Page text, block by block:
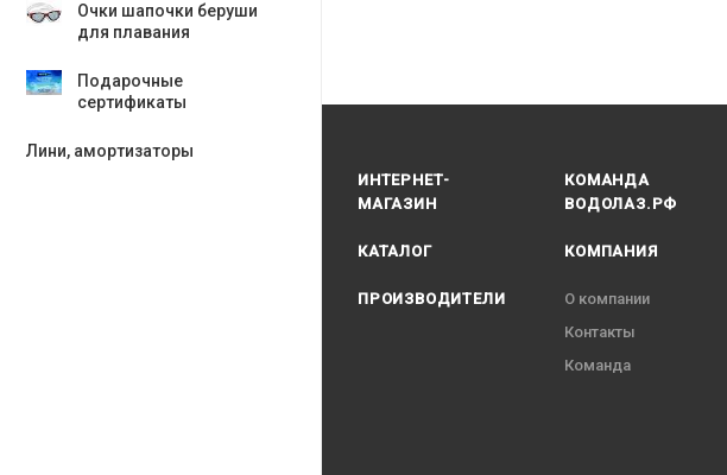
Очки шапочки беруши
для плавания
Подарочные
сертификаты
Лини, амортизаторы
ИНТЕРНЕТ-
МАГАЗИН
КАТАЛОГ
ПРОИЗВОДИТЕЛИ
КОМАНДА
ВОДОЛАЗ.РФ
КОМПАНИЯ
О компании
Контакты
Команда